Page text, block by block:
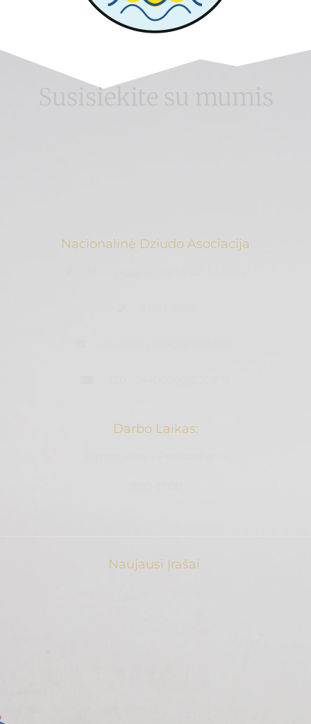
Susisiekite su mumis
Nacionalinė Dziudo Asociacija
Darbo Laikas:
Naujausi Įrašai